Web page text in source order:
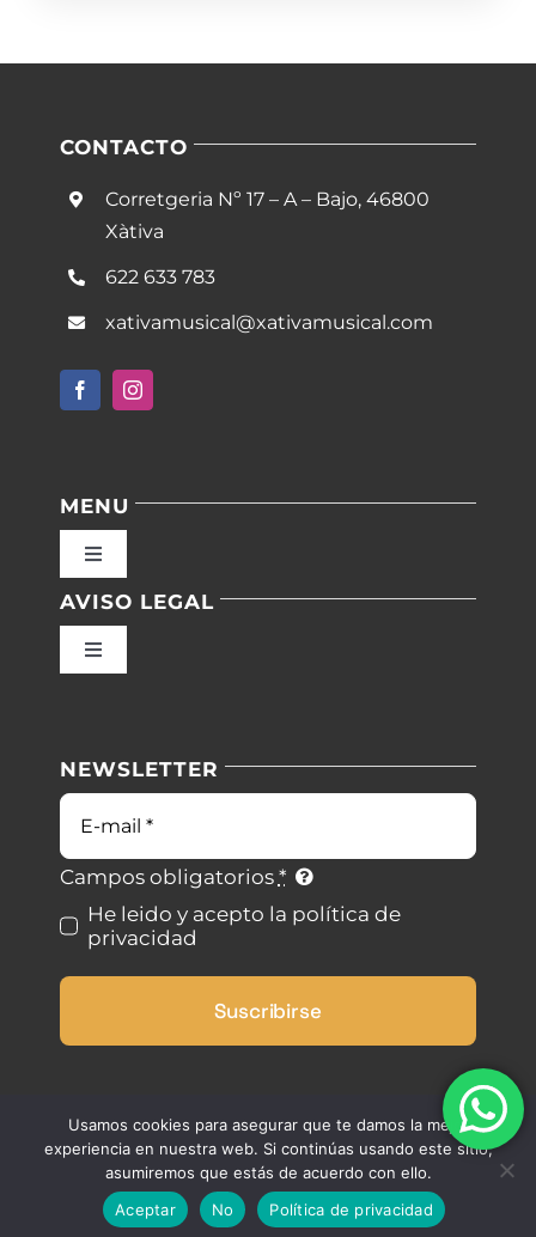
CONTACTO
Corretgeria Nº 17 – A – Bajo, 46800
Xàtiva
622 633 783
xativamusical@xativamusical.com
MENU
Toggle
Inicio
Blog
Contacto
AVISO LEGAL
Toggle
Condiciones de uso
Ley de cookies
Desistimiento
NEWSLETTER
Correo
electrónico
Campos obligatorios *
He leido y acepto la política de
privacidad
Suscribirse
Usamos cookies para asegurar que te damos la mejor
experiencia en nuestra web. Si continúas usando este sitio,
asumiremos que estás de acuerdo con ello.
Aceptar
No Política de privacidad